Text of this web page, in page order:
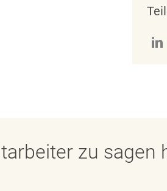
zu sagen